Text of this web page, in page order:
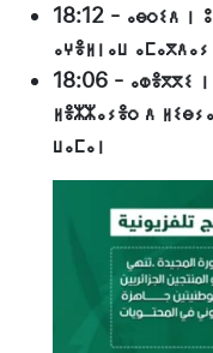
18:12 - ⴰⴱⵔⵉⴷ ⵏ
ⴰⵖⴻⵍⵏⴰⵡ ⴰⵎⴰⴳⴷⴰⵢ
18:06 - ⴰⵀⴻⴳⴳⵉ
ⵍⴻⵣⵣⴰⵢⴻⵔ ⴷ
ⵡⴰⵎⴰⵏ